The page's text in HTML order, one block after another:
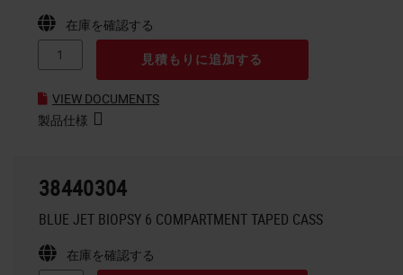
在庫を確認する
見積もりに追加する
VIEW DOCUMENTS
製品仕様
38440304
BLUE JET BIOPSY 6 COMPARTMENT TAPED CASS
在庫を確認する